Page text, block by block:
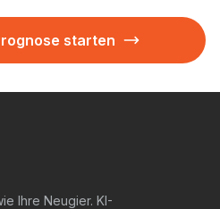
starten
Ihre Neugier. KI-